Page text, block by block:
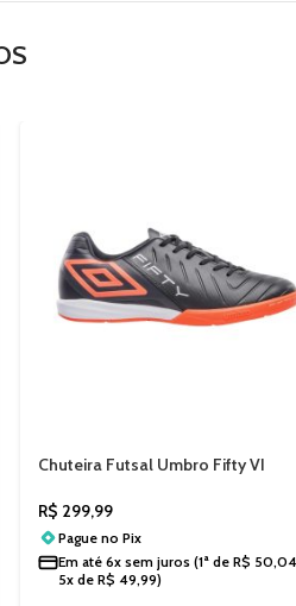
Chuteira Futsal Umbro Fifty VI
R$ 299,99
Pague noPix
Em até6x sem juros (1ª deR$ 50,04
5x deR$ 49,99)